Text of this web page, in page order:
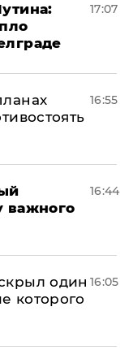
17:07
16:55
важного
16:44
один
которого
16:05